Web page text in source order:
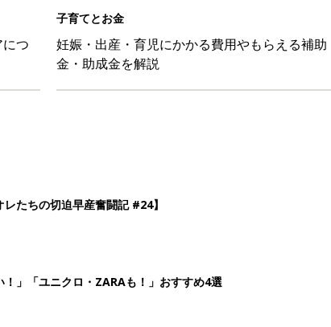
つ
子育てとお金
妊娠・出産・育児にかかる費用やもらえる補助
金・助成金を解説
たちの切迫早産奮闘記 #24】
」「ユニクロ・ZARAも！」おすすめ4選